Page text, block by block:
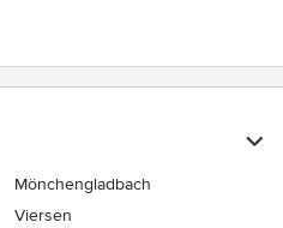
Mönchengladbach
Viersen